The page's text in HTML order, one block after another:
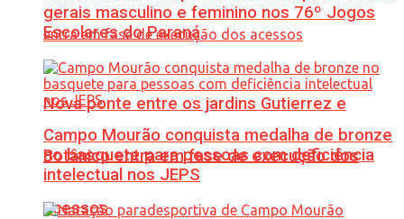
Nova ponte entre os jardins Gutierrez e
Botânico entra em fase de execução dos
acessos
gerais masculino e feminino nos 76º Jogos
Escolares do Paraná
Campo Mourão conquista medalha de bronze
no basquete para pessoas com deficiência
intelectual nos JEPS